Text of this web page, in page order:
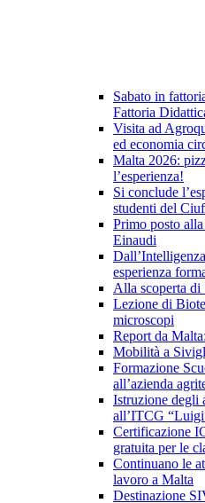
Sabato in
Fattoria
Visita ad
ed economia
Malta 2026:
l’esperienza!
Si conclude
studenti del
Primo posto
Einaudi
esperienza
Alla scoperta
Lezione di
microscopi
Report da
Mobilità a
Formazione
all’azienda
Istruzione degli
all’ITCG
Certificazione
gratuita per le
Continuano le
lavoro a Malta
Destinazione